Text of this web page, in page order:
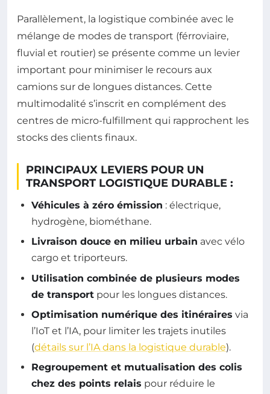
Parallèlement, la logistique combinée avec le
mélange de modes de transport (férroviaire,
fluvial et routier) se présente comme un levier
important pour minimiser le recours aux
camions sur de longues distances. Cette
multimodalité s’inscrit en complément des
centres de micro-fulfillment qui rapprochent les
stocks des clients finaux.
PRINCIPAUX LEVIERS POUR UN
TRANSPORT LOGISTIQUE DURABLE :
Véhicules à zéro émission : électrique,
hydrogène, biométhane.
Livraison douce en milieu urbain avec vélo
cargo et triporteurs.
Utilisation combinée de plusieurs modes
de transport pour les longues distances.
Optimisation numérique des itinéraires via
l’IoT et l’IA, pour limiter les trajets inutiles
(détails sur l’IA dans la logistique durable).
Regroupement et mutualisation des colis
chez des points relais pour réduire le